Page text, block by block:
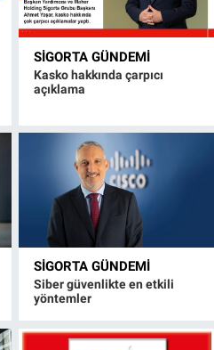
SIGORTA GÜNDEMI
Kasko hakkında çarpıcı
açıklama
SIGORTA GÜNDEMI
Siber güvenlikte en etkili
yöntemler